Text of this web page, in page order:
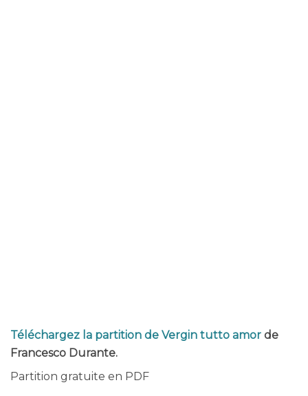
Téléchargez la partition de Vergin tutto amor de
Francesco Durante.
Partition gratuite en PDF